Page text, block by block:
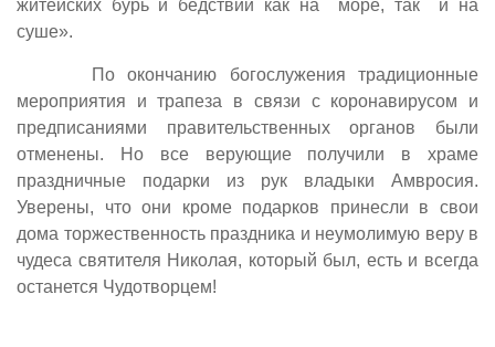
житейских бурь и бедствий как на море, так и на
суше».
По окончанию богослужения традиционные
мероприятия и трапеза в связи с коронавирусом и
предписаниями правительственных органов были
отменены. Но все верующие получили в храме
праздничные подарки из рук владыки Амвросия.
Уверены, что они кроме подарков принесли в свои
дома торжественность праздника и неумолимую веру в
чудеса святителя Николая, который был, есть и всегда
останется Чудотворцем!